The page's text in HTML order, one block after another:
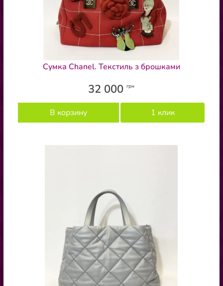
Сумка Chanel. Текстиль з брошками
32 000 грн
В корзину 1 клик